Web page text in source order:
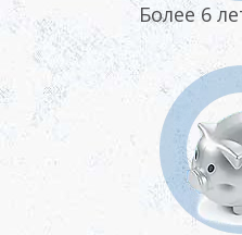
Более 6